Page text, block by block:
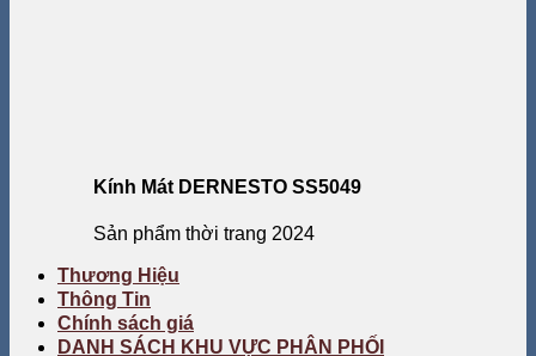
Kính Mát DERNESTO SS5049
Sản phẩm thời trang 2024
Thương Hiệu
Thông Tin
Chính sách giá
DANH SÁCH KHU VỰC PHÂN PHỐI